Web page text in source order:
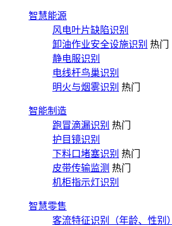
智慧能源
风电叶片缺陷识别
卸油作业安全设施识别 热门
静电服识别
电线杆鸟巢识别
明火与烟雾识别 热门
智能制造
跑冒滴漏识别 热门
护目镜识别
下料口堵塞识别 热门
皮带传输监测 热门
机柜指示灯识别
智慧零售
客流特征识别（年龄、性别）